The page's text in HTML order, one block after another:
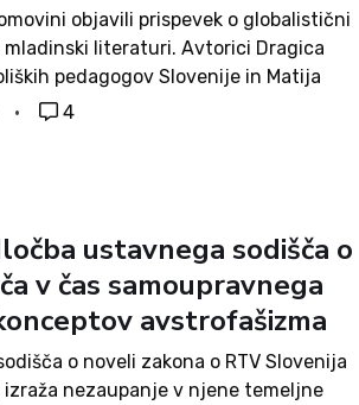
objavili prispevek o globalistični
literaturi. Avtorici Dragica
pedagogov Slovenije in Matija
društva pedagogov sta med
4
ustavnega sodišča o
v čas samoupravnega
avstrofašizma
o noveli zakona o RTV Slovenija
nezaupanje v njene temeljne